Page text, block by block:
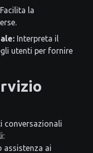
Facilita la
Interpreta il
utenti per fornire
conversazionali
assistenza ai